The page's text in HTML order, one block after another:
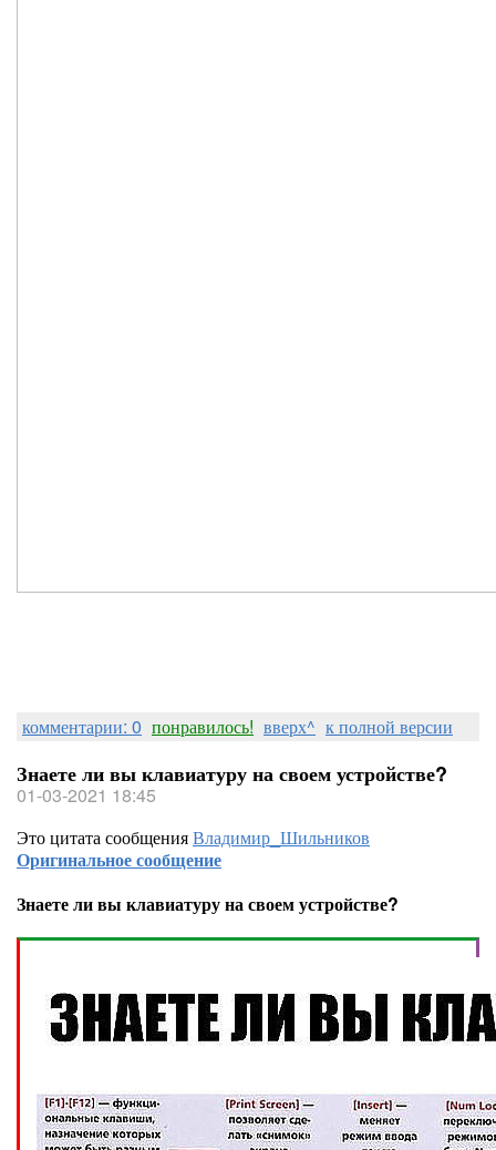
комментарии: 0 понравилось! вверх^ к полной версии
Знаете ли вы клавиатуру на своем устройстве?
01-03-2021 18:45
Это цитата сообщенияВладимир_Шильников
Оригинальное сообщение
Знаете ли вы клавиатуру на своем устройстве?